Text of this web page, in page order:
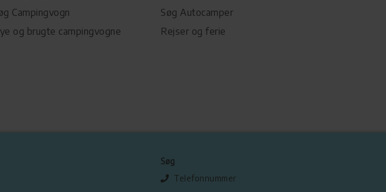
Campingvogn
og brugte campingvogne
Søg Autocamper
Rejser og ferie
Søg
Telefonnummer